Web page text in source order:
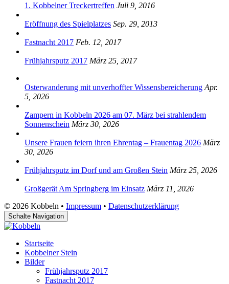
1. Kobbelner Treckertreffen Juli 9, 2016
Eröffnung des Spielplatzes Sep. 29, 2013
Fastnacht 2017 Feb. 12, 2017
Frühjahrsputz 2017 März 25, 2017
Osterwanderung mit unverhoffter Wissensbereicherung Apr.
5, 2026
Zampern in Kobbeln 2026 am 07. März bei strahlendem
Sonnenschein März 30, 2026
Unsere Frauen feiern ihren Ehrentag – Frauentag 2026 März
30, 2026
Frühjahrsputz im Dorf und am Großen Stein März 25, 2026
Großgerät Am Springberg im Einsatz März 11, 2026
© 2026 Kobbeln • Impressum • Datenschutzerklärung
Schalte Navigation
Startseite
Kobbelner Stein
Bilder
Frühjahrsputz 2017
Fastnacht 2017